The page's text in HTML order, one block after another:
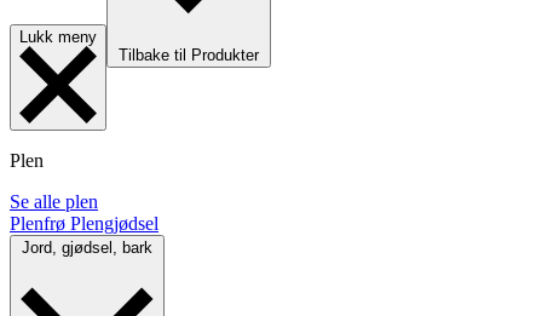
Lukk meny
Tilbake til Produkter
Plen
Se alle plen
Plenfrø Plengjødsel